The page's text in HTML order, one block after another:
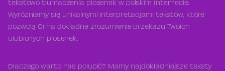
tekstowo tłumaczenia piosenek w polskim Internecie.
Wyróżniamy się unikalnymi interpretacjami tekstów, które
pozwolą Ci na dokładne zrozumienie przekazu Twoich
ulubionych piosenek.
Dlaczego warto nas polubić? Mamy najdokładniejsze teksty